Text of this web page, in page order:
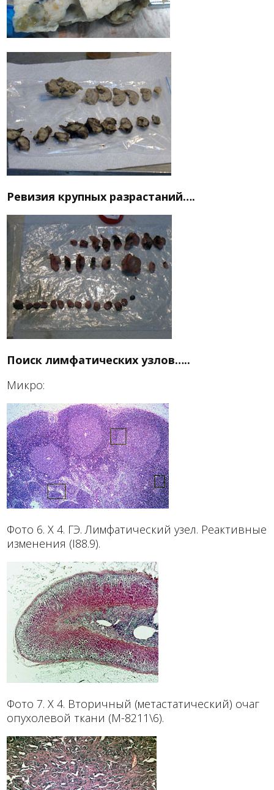
Ревизия крупных разрастаний….
Поиск лимфатических узлов…..
Микро:
Фото 6. Х 4. ГЭ. Лимфатический узел. Реактивные
изменения (I88.9).
Фото 7. Х 4. Вторичный (метастатический) очаг
опухолевой ткани (М-8211\6).